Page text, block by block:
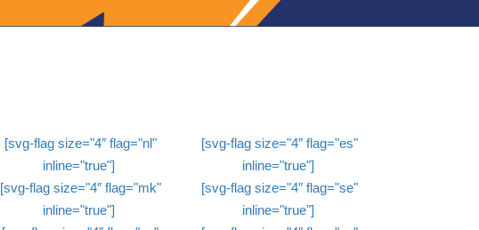
[svg-flag size="4″ flag="nl"
inline="true"]
[svg-flag size="4″ flag="mk"
inline="true"]
[svg-flag size="4″ flag="es"
inline="true"]
[svg-flag size="4″ flag="se"
inline="true"]